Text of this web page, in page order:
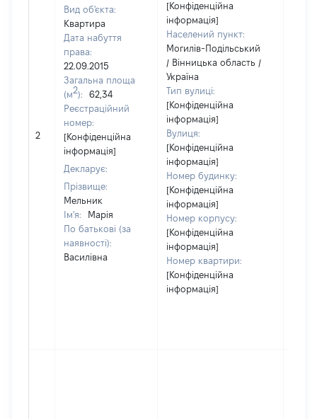
2
Вид об'єкта:
Квартира
Дата набуття
права:
22.09.2015
Загальна площа
(м2):
62,34
Реєстраційний
номер:
[Конфіденційна
інформація]
Декларує:
Прізвище:
Мельник
Ім'я:
Марія
По батькові (за
наявності):
Василівна
[Конфіденційна
інформація]
Населений пункт:
Могилів-Подільський
/ Вінницька область /
Україна
Тип вулиці:
[Конфіденційна
інформація]
Вулиця:
[Конфіденційна
інформація]
Номер будинку:
[Конфіденційна
інформація]
Номер корпусу:
[Конфіденційна
інформація]
Номер квартири:
[Конфіденційна
інформація]